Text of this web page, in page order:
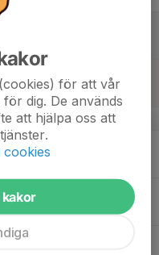
för att vår
dig. De används
att hjälpa oss att
cookies
kakor